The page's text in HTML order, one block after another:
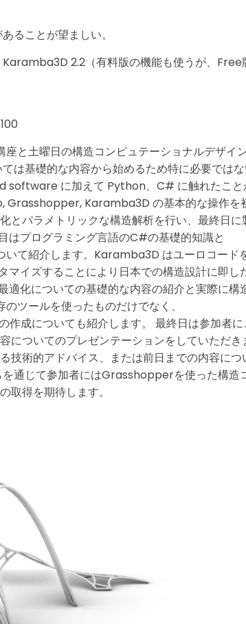
ることが望ましい。
2.2（有料版の機能も使うが、Free
100
と土曜日の構造コンピュテーショナルデザイ
は基礎的な内容から始めるため特に必要では
software に加えて Python、C# に触れたこと
Grasshopper, Karamba3D の基本的な操作を
とパラメトリックな構造解析を行い、最終日に
はプログラミング言語のC#の基礎的知識と
て紹介します。Karamba3D はユーロコード
イズすることにより日本での構造設計に即し
適化についての基礎的な内容の紹介と実際に構
ツールを使ったものだけでなく、
成についても紹介します。 最終日は参加者に
についてのプレゼンテーションをしていただき
技術的アドバイス、または前日までの内容につ
通じて参加者にはGrasshopperを使った構造
取得を期待します。